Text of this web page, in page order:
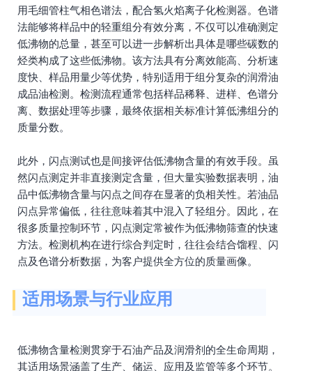
用毛细管柱气相色谱法，配合氢火焰离子化检测器。色谱
法能够将样品中的轻重组分有效分离，不仅可以准确测定
低沸物的总量，甚至可以进一步解析出具体是哪些碳数的
烃类构成了这些低沸物。该方法具有分离效能高、分析速
度快、样品用量少等优势，特别适用于组分复杂的润滑油
成品油检测。检测流程通常包括样品稀释、进样、色谱分
离、数据处理等步骤，最终依据相关标准计算低沸组分的
质量分数。
此外，闪点测试也是间接评估低沸物含量的有效手段。虽
然闪点测定并非直接测定含量，但大量实验数据表明，油
品中低沸物含量与闪点之间存在显著的负相关性。若油品
闪点异常偏低，往往意味着其中混入了轻组分。因此，在
很多质量控制环节，闪点测定常被作为低沸物筛查的快速
方法。检测机构在进行综合判定时，往往会结合馏程、闪
点及色谱分析数据，为客户提供全方位的质量画像。
适用场景与行业应用
低沸物含量检测贯穿于石油产品及润滑剂的全生命周期，
其适用场景涵盖了生产、储运、应用及监管等多个环节。